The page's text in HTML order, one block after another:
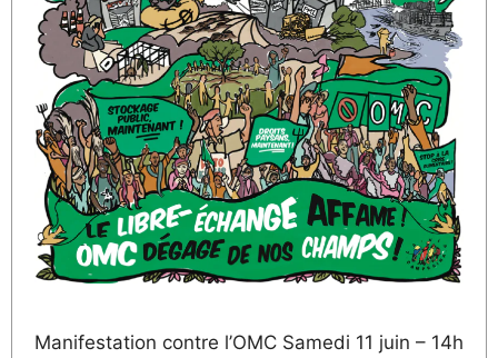
Manifestation contre l’OMC Samedi 11 juin – 14h